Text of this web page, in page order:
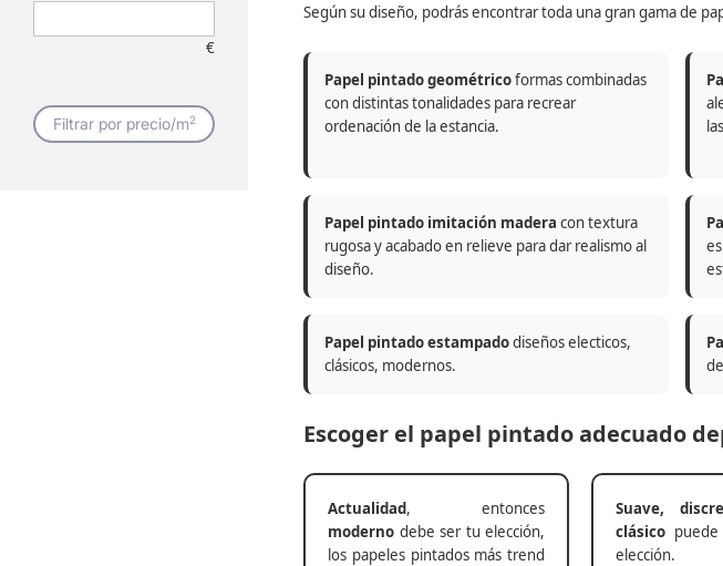
Según su diseño, podrás encontrar toda una gran gama de
Papel pintado geométricoformas combinadas
con distintas tonalidades para recrear
ordenación de la estancia.
Papel pintado imitación madera con textura
rugosa y acabado en relieve para dar realismo al
diseño.
Papel pintado estampadodiseños electicos,
clásicos, modernos.
Escoger el papel pintado adecuado
Actualidad, entonces
moderno debe ser tu elección,
los papeles pintados más trend
Suave,
clásico
elección.
€
Filtrar por precio/m2